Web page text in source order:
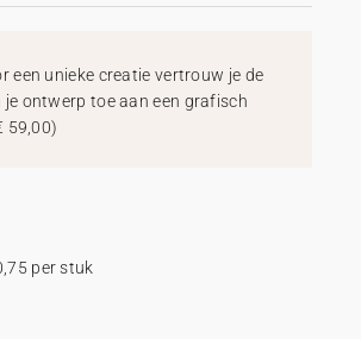
een unieke creatie vertrouw je de
ontwerp toe aan een grafisch
59,00)
per stuk